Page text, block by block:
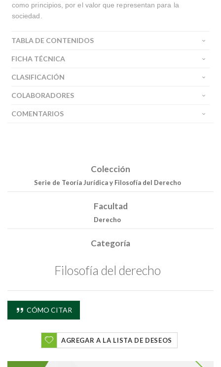
como principios, por el valor que representan para la
sociedad.
TABLA DE CONTENIDOS
FICHA TÉCNICA
CLASIFICACIÓN
COLABORADORES
COMENTARIOS
Colección
Serie de Teoría Jurídica y Filosofía del Derecho
Facultad
Derecho
Categoría
Filosofía del derecho
CÓMO CITAR
AGREGAR A LA LISTA DE DESEOS